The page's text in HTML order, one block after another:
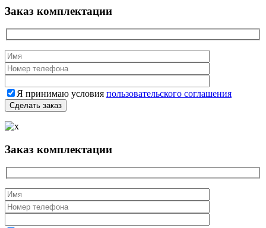
Заказ комплектации
Я принимаю условия пользовательского соглашения
Заказ комплектации